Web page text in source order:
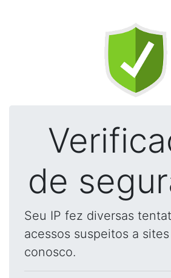
de
Seu IP fez diversas
acessos suspeitos a
conosco.